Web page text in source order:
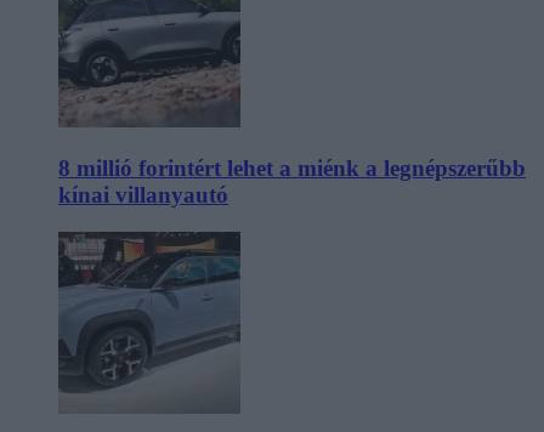
8 millió forintért lehet a miénk a legnépszerűbb
kínai villanyautó